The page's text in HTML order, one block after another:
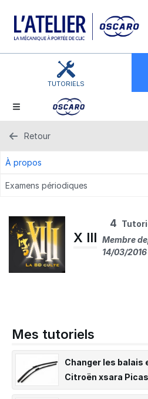
TUTORIELS
Retour
À propos
Examens périodiques
X III
4
Membre
14/03/2016
Mes tutoriels
Changer les
Citroën xsara